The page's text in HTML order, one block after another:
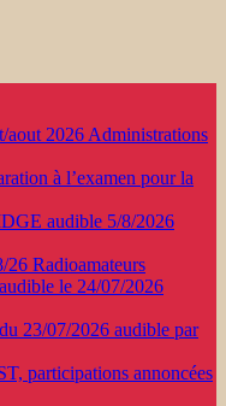
aout 2026 Administrations
à l’examen pour la
audible 5/8/2026
26 Radioamateurs
le 24/07/2026
23/07/2026 audible par
participations annoncées